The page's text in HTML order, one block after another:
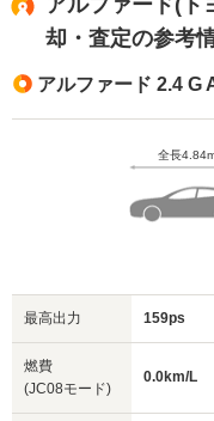
却・査定の参考
アルファード 2.4 G
全長
最高出力 159ps
燃費
(JC08モード)
0.0km/L